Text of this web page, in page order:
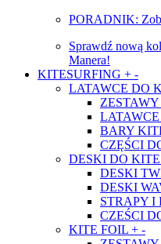
PORADNIK:
Sprawdź nową
Manera!
KITESURFING + -
LATAWCE DO
BARY
CZĘŚCI
DESKI DO
DESKI
DESKI
STRAPY I
CZEŚCI
KITE FOIL + -